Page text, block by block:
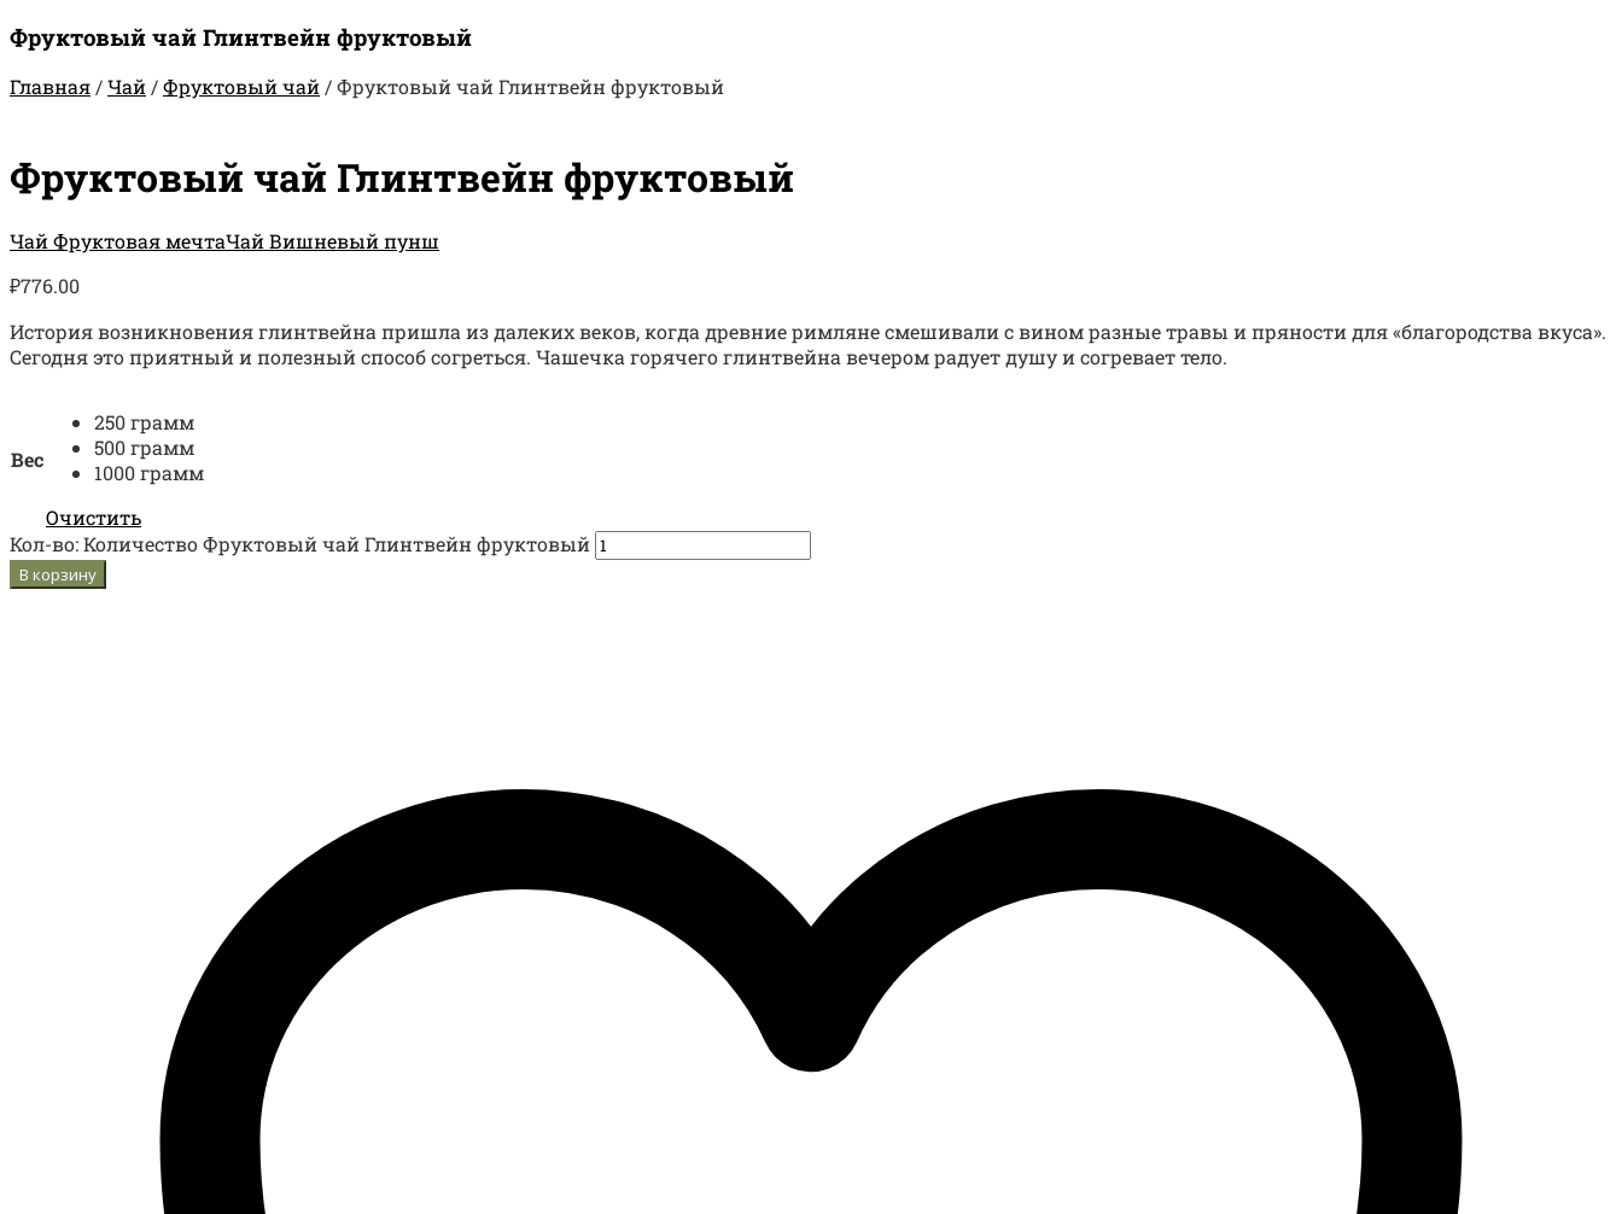
Фруктовый чай Глинтвейн фруктовый
Главная/Чай/Фруктовый чай/Фруктовый чай Глинтвейн фруктовый
Фруктовый чай Глинтвейн фруктовый
Чай Фруктовая мечтаЧай Вишневый пунш
₽776.00
История возникновения глинтвейна пришла из далеких веков, когда древние римляне смешивали с вином разные травы и пряности для «благородства вкуса».
Сегодня это приятный и полезный способ согреться. Чашечка горячего глинтвейна вечером радует душу и согревает тело.
Вес
250 грамм
500 грамм
1000 грамм
Очистить
Кол-во:Количество Фруктовый чай Глинтвейн фруктовый
В корзину